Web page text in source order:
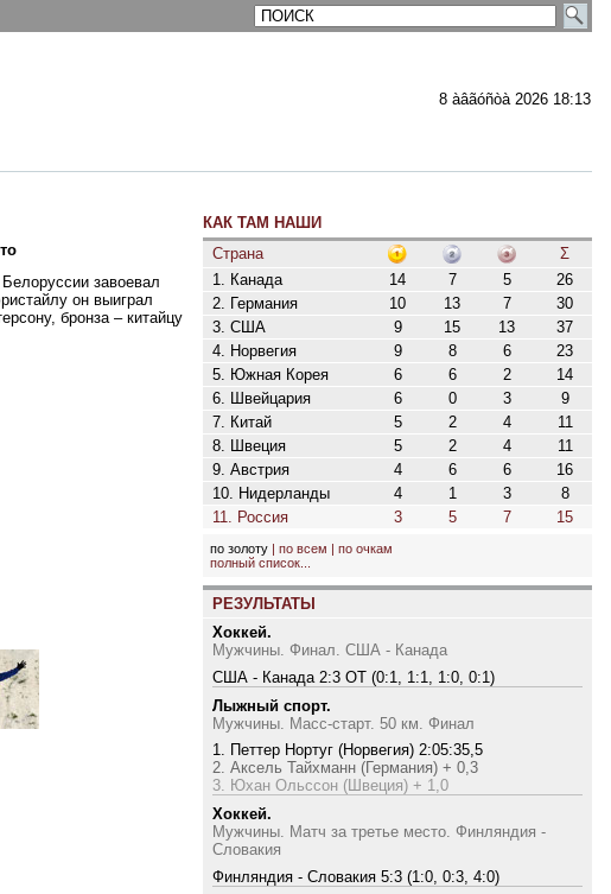
8 àâãóñòà 2026 18:13
завоевал
он выиграл
бронза – китайцу
КАК ТАМ НАШИ
Страна
Σ
1. Канада
14 7 5
26
2. Германия
10 13 7
30
3. США
9 15 13
37
4. Норвегия
9 8 6
23
5. Южная Корея
6 6 2
14
6. Швейцария
6 0 3
9
7. Китай
5 2 4
11
8. Швеция
5 2 4
11
9. Австрия
4 6 6
16
10. Нидерланды
4 1 3
8
11. Россия
3 5 7 15
по золоту |по всем |по очкам
полный список...
РЕЗУЛЬТАТЫ
Хоккей.
Мужчины. Финал. США - Канада
США - Канада 2:3 ОТ (0:1, 1:1, 1:0, 0:1)
Лыжный спорт.
Мужчины. Масс-старт. 50 км. Финал
1. Петтер Нортуг (Норвегия) 2:05:35,5
2. Аксель Тайхманн (Германия) + 0,3
3. Юхан Ольссон (Швеция) + 1,0
Хоккей.
Мужчины. Матч за третье место. Финляндия -
Словакия
Финляндия - Словакия 5:3 (1:0, 0:3, 4:0)